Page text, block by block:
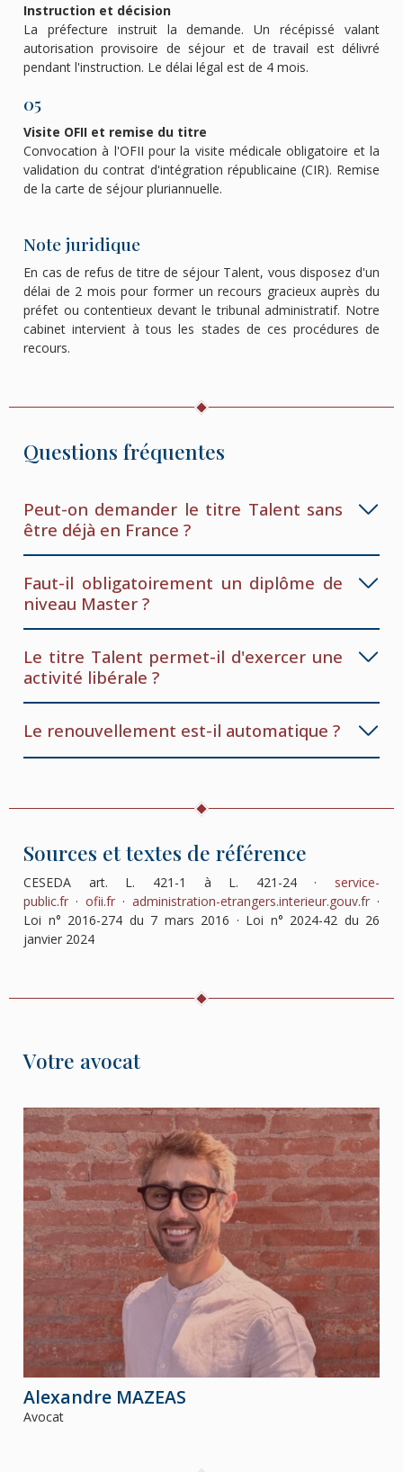
Instruction et décision
La préfecture instruit la demande. Un récépissé valant
autorisation provisoire de séjour et de travail est délivré
pendant l'instruction. Le délai légal est de 4 mois.
05
Visite OFII et remise du titre
Convocation à l'OFII pour la visite médicale obligatoire et la
validation du contrat d'intégration républicaine (CIR). Remise
de la carte de séjour pluriannuelle.
Note juridique
En cas de refus de titre de séjour Talent, vous disposez d'un
délai de 2 mois pour former un recours gracieux auprès du
préfet ou contentieux devant le tribunal administratif. Notre
cabinet intervient à tous les stades de ces procédures de
recours.
Questions fréquentes
Peut-on demander le titre Talent sans
être déjà en France ?
Faut-il obligatoirement un diplôme de
niveau Master ?
Le titre Talent permet-il d'exercer une
activité libérale ?
Le renouvellement est-il automatique ?
Sources et textes de référence
CESEDA art. L. 421-1 à L. 421-24 · service-
public.fr · ofii.fr · administration-etrangers.interieur.gouv.fr ·
Loi n° 2016-274 du 7 mars 2016 · Loi n° 2024-42 du 26
janvier 2024
Votre avocat
Alexandre MAZEAS
Avocat